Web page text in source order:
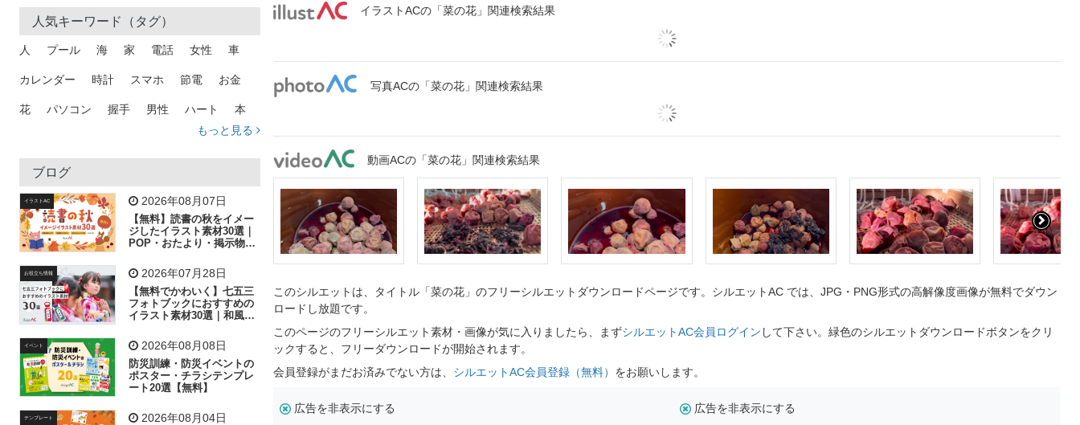
人気キーワード（タグ）
人 プール 海 家 電話 女性 車
カレンダー 時計 スマホ 節電 お金
花 パソコン 握手 男性 ハート 本
トラック 木
吹き出し
飛行機 グラフ ビル 魚 家族 書類
歩く 工場 会社 太陽 キラキラ
子供 作業員 葉 相談 ピクトグラム
もっと見る
ブログ
イラストAC 2026年08月07日
【無料】読書の秋をイメー
ジしたイラスト素材30選｜
POP・おたより・掲示物に
お役立ち情報 2026年07月28日
【無料でかわいく】七五三
フォトブックにおすすめの
イラスト素材30選｜和風の
イベント 2026年08月08日
防災訓練・防災イベントの
ポスター・チラシテンプレ
ート20選【無料】
テンプレート 2026年08月04日
イラストACの「菜の花」関連検索結果
写真ACの「菜の花」関連検索結果
動画ACの「菜の花」関連検索結果
このシルエットは、タイトル「菜の花」のフリーシルエットダウンロードページです。シルエットAC では、JPG・PNG形式の高解像度画像が無料でダウン
ロードし放題です。
このページのフリーシルエット素材・画像が気に入りましたら、まずシルエットAC会員ログイン して下さい。緑色のシルエットダウンロードボタンをクリ
ックすると、フリーダウンロードが開始されます。
会員登録がまだお済みでない方は、 シルエットAC会員登録（無料） をお願いします。
広告を非表示にする 広告を非表示にする